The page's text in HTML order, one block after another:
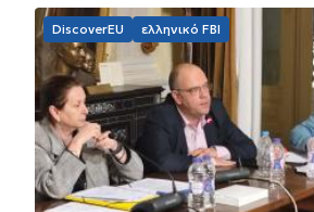
DiscoverEU ελληνικό FBI